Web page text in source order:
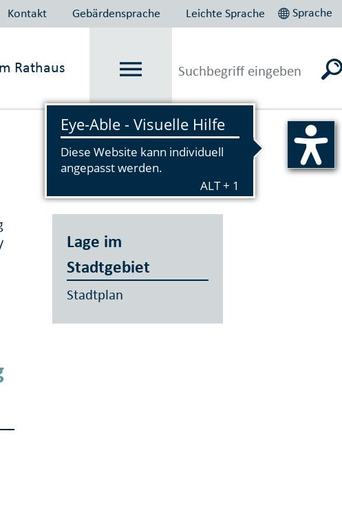
Kontakt Gebärdensprache Leichte Sprache Sprache
Rathaus
Vorlesen
Lage im
Stadtgebiet
Stadtplan